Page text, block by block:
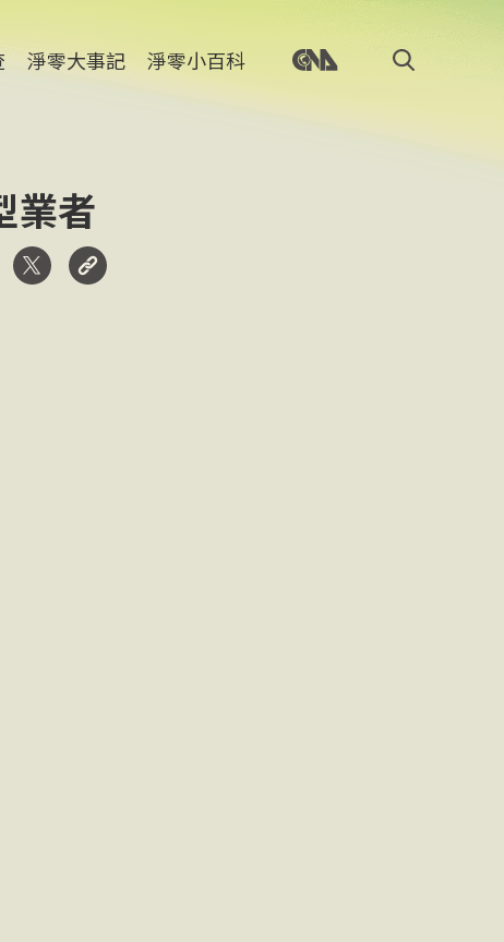
淨零大事記 淨零小百科
業者